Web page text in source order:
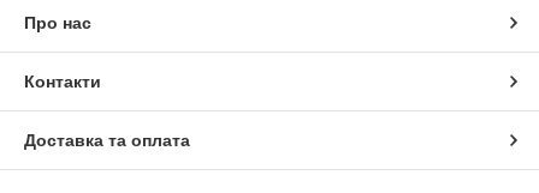
Про нас
Контакти
Доставка та оплата